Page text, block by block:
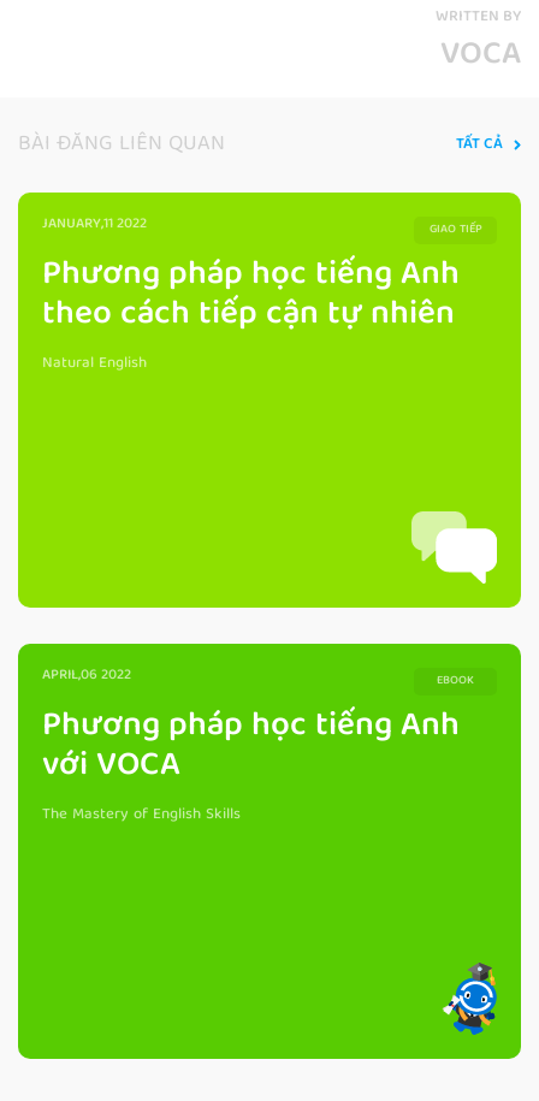
WRITTEN BY
VOCA
BÀI ĐĂNG LIÊN QUAN TẤT CẢ
JANUARY,11 2022 GIAO TIẾP
Phương pháp học tiếng Anh
theo cách tiếp cận tự nhiên
Natural English
APRIL,06 2022 EBOOK
Phương pháp học tiếng Anh
với VOCA
The Mastery of English Skills